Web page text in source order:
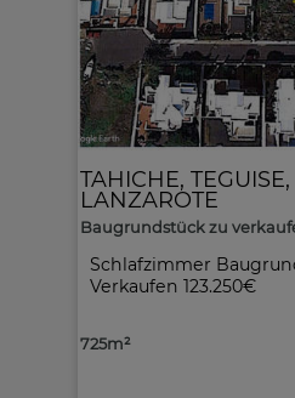
Schlafzimmer
Verkaufen 123.250€
TAHICHE, TEGUISE,
LANZAROTE
Baugrundstück zu
725m²